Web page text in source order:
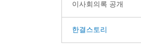
이사회의록 공개
한결스토리